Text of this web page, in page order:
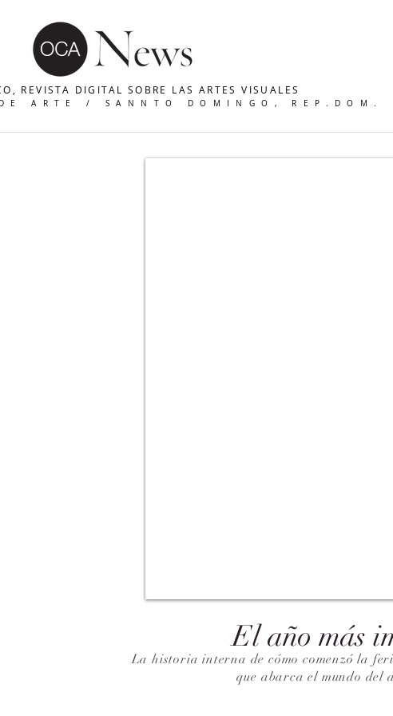
REVISTA DIGITAL SOBRE LAS ARTES VISUALES
DE ARTE / SANNTO DOMINGO, REP.DOM.
El año más
La historia interna de cómo comenzó la
que abarca el mundo